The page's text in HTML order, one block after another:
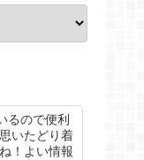
るので便利
いたどり着
！よい情報